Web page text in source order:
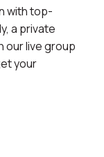
with top-
a private
our live group
your